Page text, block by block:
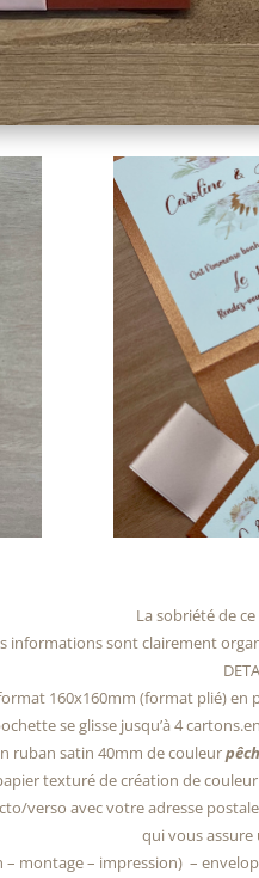
La sobriété de
informations sont clairement
160x160mm (format plié) en
se glisse jusqu’à 4
ruban satin 40mm de couleur
texturé de création de couleur
verso avec votre adresse
qui vous
montage – impression) –